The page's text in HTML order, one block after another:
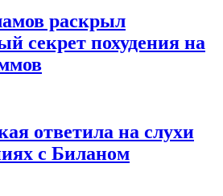
раскрыл
секрет похудения на
ответила на слухи
с Биланом